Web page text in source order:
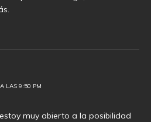
LAS 9:50 PM
muy abierto a la posibilidad